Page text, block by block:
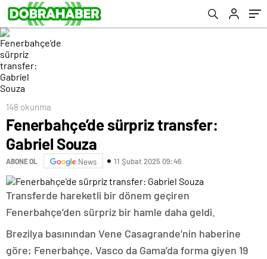
148 okunma
Fenerbahçe’de sürpriz transfer:
Gabriel Souza
ABONE OL News 11 Şubat 2025 09:46
Transferde hareketli bir dönem geçiren
Fenerbahçe’den sürpriz bir hamle daha geldi.
Brezilya basınından Vene Casagrande’nin haberine
göre; Fenerbahçe, Vasco da Gama’da forma giyen 19